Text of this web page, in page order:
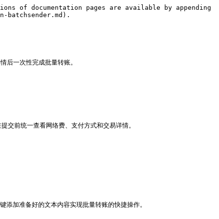
of documentation pages are available by appending
一次性完成批量转账。
前统一查看网络费、支付方式和交易详情。
加准备好的文本内容实现批量转账的快捷操作。